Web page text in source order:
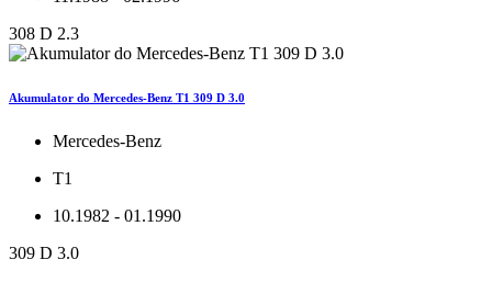
308 D 2.3
Akumulator do Mercedes-Benz T1 309 D 3.0
Mercedes-Benz
T1
10.1982 - 01.1990
309 D 3.0